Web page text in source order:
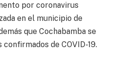
por coronavirus
en el municipio de
que Cochabamba se
confirmados de COVID-19.